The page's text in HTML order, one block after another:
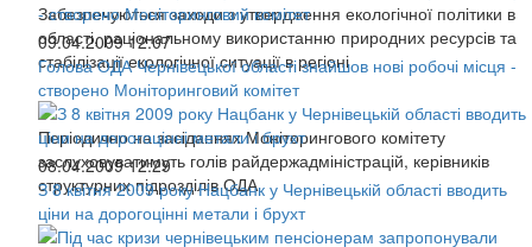
Забезпечуються заходи з утвердження екологічної політики в
області, раціональному використанню природних ресурсів та
стабілізації екологічної ситуації в регіоні
09.04.2009 12:07
Голова ОДА Чернівецької області знайшов нові робочі місця -
створено Моніторинговий комітет
Періодично на засіданнях Моніторингового комітету
заслуховуватимуть голів райдержадміністрацій, керівників
структурних підрозділів ОДА
08.04.2009 12:29
З 8 квітня 2009 року Нацбанк у Чернівецькій області вводить
ціни на дорогоцінні метали і брухт